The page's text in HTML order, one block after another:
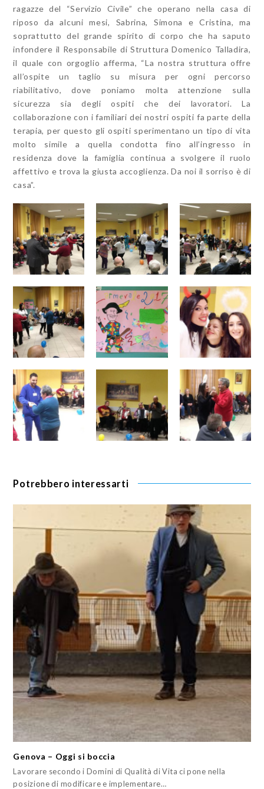
ragazze del “Servizio Civile” che operano nella casa di
riposo da alcuni mesi, Sabrina, Simona e Cristina, ma
soprattutto del grande spirito di corpo che ha saputo
infondere il Responsabile di Struttura Domenico Talladira,
il quale con orgoglio afferma, “La nostra struttura offre
all’ospite un taglio su misura per ogni percorso
riabilitativo, dove poniamo molta attenzione sulla
sicurezza sia degli ospiti che dei lavoratori. La
collaborazione con i familiari dei nostri ospiti fa parte della
terapia, per questo gli ospiti sperimentano un tipo di vita
molto simile a quella condotta fino all’ingresso in
residenza dove la famiglia continua a svolgere il ruolo
affettivo e trova la giusta accoglienza. Da noi il sorriso è di
casa”.
Potrebbero interessarti
Genova – Oggi si boccia
Lavorare secondo i Domini di Qualità di Vita ci pone nella
posizione di modificare e implementare…